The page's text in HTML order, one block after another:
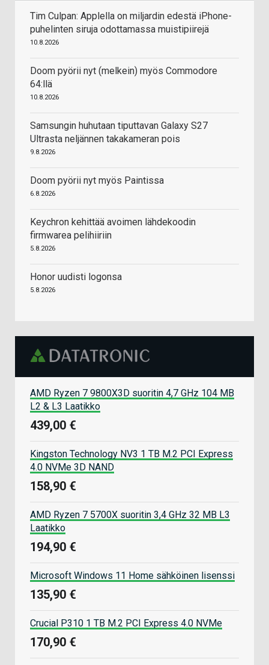
Tim Culpan: Applella on miljardin edestä iPhone-
puhelinten siruja odottamassa muistipiirejä
10.8.2026
Doom pyörii nyt (melkein) myös Commodore
64:llä
10.8.2026
Samsungin huhutaan tiputtavan Galaxy S27
Ultrasta neljännen takakameran pois
9.8.2026
Doom pyörii nyt myös Paintissa
6.8.2026
Keychron kehittää avoimen lähdekoodin
firmwarea pelihiiriin
5.8.2026
Honor uudisti logonsa
5.8.2026
AMD Ryzen 7 9800X3D suoritin 4,7 GHz 104 MB
L2 & L3 Laatikko
439,00 €
Kingston Technology NV3 1 TB M.2 PCI Express
4.0 NVMe 3D NAND
158,90 €
AMD Ryzen 7 5700X suoritin 3,4 GHz 32 MB L3
Laatikko
194,90 €
Microsoft Windows 11 Home sähköinen lisenssi
135,90 €
Crucial P310 1 TB M.2 PCI Express 4.0 NVMe
170,90 €